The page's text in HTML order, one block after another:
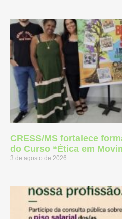
CRESS/MS fortalece
do Curso “Ética em
3 de agosto de 2026